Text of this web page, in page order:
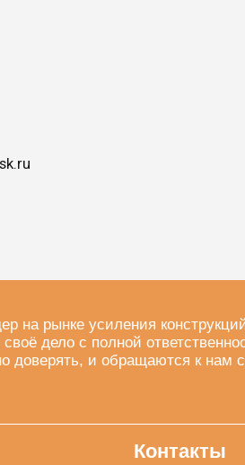
на рынке усиления
дело с полной
доверять, и обращаются к нам
Контакты